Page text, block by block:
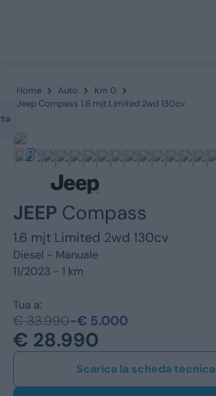
Dacia
Home Auto
Km 0
Jeep Compass 1.6 mjt Limited 2wd 130cv
JEEP Compass
1.6 mjt Limited 2wd 130cv
Diesel - Manuale
11/2023 - 1 km
Tua a:
€ 33.990-€ 5.000
€ 28.990
Scarica la scheda tecnica